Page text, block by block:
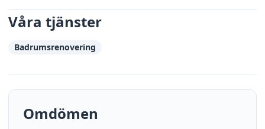
Våra tjänster
Badrumsrenovering
Omdömen